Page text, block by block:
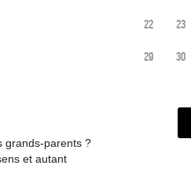
grands-parents ?
et autant
22 23
29 30